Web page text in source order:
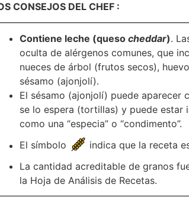
CONSEJOS DEL CHEF :
Contiene leche (queso cheddar).
oculta de alérgenos comunes, que
nueces de árbol (frutos secos),
sésamo (ajonjolí).
El sésamo (ajonjolí) puede aparecer
se lo espera (tortillas) y puede estar
como una “especia” o “condimento”.
El símbolo
indica que la receta
La cantidad acreditable de granos
la Hoja de Análisis de Recetas.